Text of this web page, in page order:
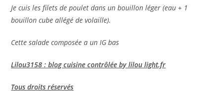
Je cuis les filets de poulet dans un bouillon léger (eau + 1
bouillon cube allégé de volaille).
Cette salade composée a un IG bas
Lilou3158 : blog cuisine contrôlée by lilou light.fr
Tous droits réservés